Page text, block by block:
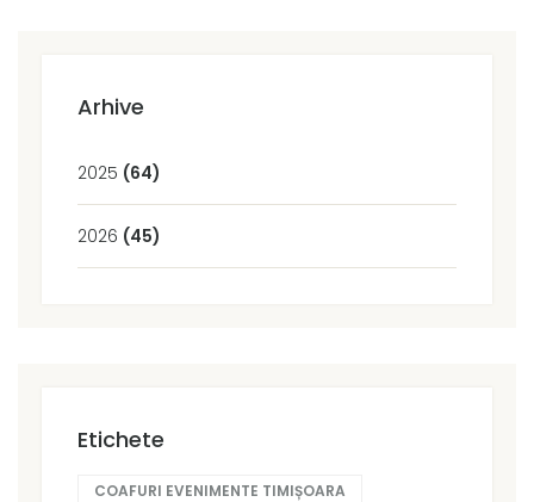
Arhive
2025 (64)
2026 (45)
Etichete
COAFURI EVENIMENTE TIMIȘOARA